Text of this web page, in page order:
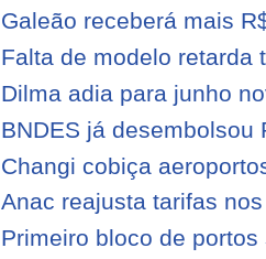
Galeão receberá mais
Falta de modelo retarda
Dilma adia para junho
BNDES já
Changi cobiça
Anac reajusta tarifas
Primeiro bloco de